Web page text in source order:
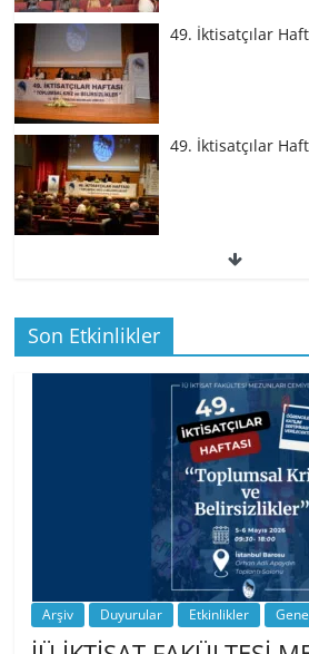
49. İktisatçılar
49. İktisatçılar
49. İktisatçılar
BİZ İKTİSATLILAR:
…
Son Etkinlikler
Arşiv Duyurular Etkinlikler